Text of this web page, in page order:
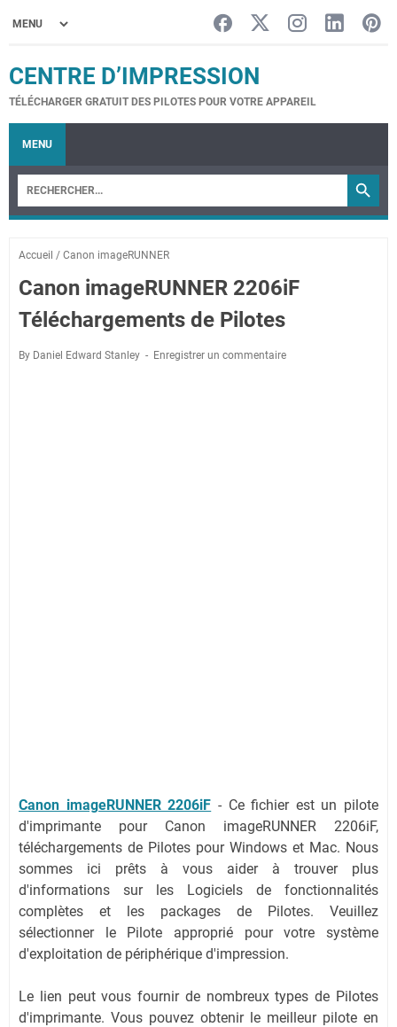
CENTRE D’IMPRESSION
TÉLÉCHARGER GRATUIT DES PILOTES POUR VOTRE APPAREIL
MENU
Accueil / Canon imageRUNNER
Canon imageRUNNER 2206iF
Téléchargements de Pilotes
By Daniel Edward Stanley Enregistrer un commentaire
Canon imageRUNNER 2206iF - Ce fichier est un pilote
d'imprimante pour Canon imageRUNNER 2206iF,
téléchargements de Pilotes pour Windows et Mac. Nous
sommes ici prêts à vous aider à trouver plus
d'informations sur les Logiciels de fonctionnalités
complètes et les packages de Pilotes. Veuillez
sélectionner le Pilote approprié pour votre système
d'exploitation de périphérique d'impression.
Le lien peut vous fournir de nombreux types de Pilotes
d'imprimante. Vous pouvez obtenir le meilleur pilote en